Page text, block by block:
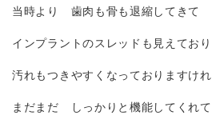
当時より 歯肉も骨も退縮してきて
インプラントのスレッドも見えており
汚れもつきやすくなっておりますけ
まだまだ しっかりと機能してくれて